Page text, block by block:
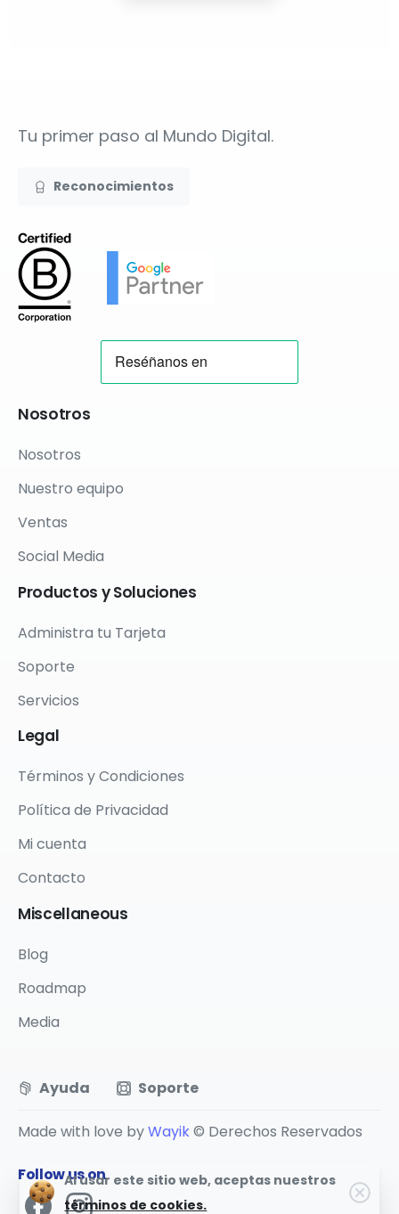
Tu primer paso al Mundo Digital.
Reconocimientos
Nosotros
Nosotros
Nuestro equipo
Ventas
Social Media
Productos ySoluciones
Administra tu Tarjeta
Soporte
Servicios
Legal
Términos y Condiciones
Política de Privacidad
Mi cuenta
Contacto
Miscellaneous
Blog
Roadmap
Media
Ayuda Soporte
Made with love byWayik© Derechos Reservados
Follow us on
Cuántas Tarjetas te interesan
Número de contacto
Al usar este sitio web, aceptas nuestros
términos de cookies.